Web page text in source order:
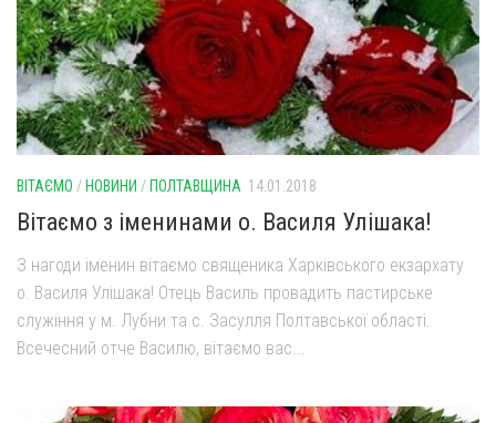
ВІТАЄМО / НОВИНИ / ПОЛТАВЩИНА 14.01.2018
Вітаємо з іменинами о. Василя Улішака!
З нагоди іменин вітаємо священика Харківського екзархату
о. Василя Улішака! Отець Василь провадить пастирське
служіння у м. Лубни та с. Засулля Полтавської області.
Всечесний отче Василю, вітаємо вас...